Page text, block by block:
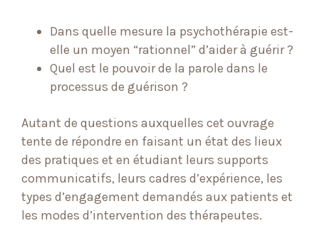
Dans quelle mesure la psychothérapie est-
elle un moyen “rationnel” d’aider à guérir ?
Quel est le pouvoir de la parole dans le
processus de guérison ?
Autant de questions auxquelles cet ouvrage
tente de répondre en faisant un état des lieux
des pratiques et en étudiant leurs supports
communicatifs, leurs cadres d’expérience, les
types d’engagement demandés aux patients et
les modes d’intervention des thérapeutes.